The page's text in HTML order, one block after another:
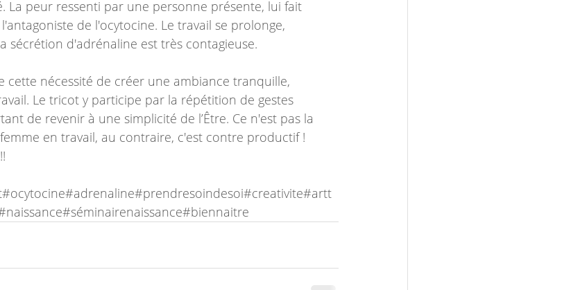
La peur ressenti par une personne présente, lui fait
de l'ocytocine. Le travail se prolonge,
sécrétion d'adrénaline est très contagieuse.
nécessité de créer une ambiance tranquille,
Le tricot y participe par la répétition de gestes
de revenir à une simplicité de l’Être. Ce n'est pas la
en travail, au contraire, c'est contre productif !